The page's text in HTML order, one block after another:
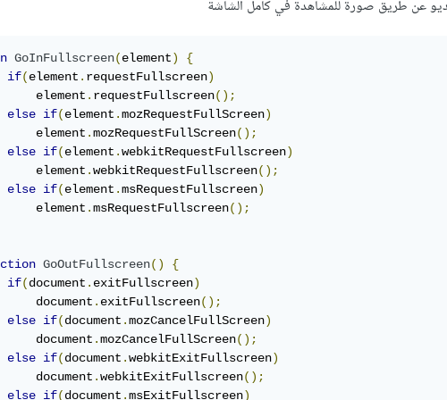
عن طريق صورة للمشاهدة في كامل الشاشة
GoInFullscreen(element)
{
if(element . requestFullscreen)
element
. requestFullscreen();
else if(element .mozRequestFullScreen)
element
.mozRequestFullScreen();
else if(element .webkitRequestFullscreen)
element
.webkitRequestFullscreen();
else if(element .msRequestFullscreen)
element
.msRequestFullscreen();
GoOutFullscreen()
{
if(document . exitFullscreen)
document
. exitFullscreen();
else if(document .mozCancelFullScreen)
document
.mozCancelFullScreen();
else if(document .webkitExitFullscreen)
document
.webkitExitFullscreen();
else if(document .msExitFullscreen)